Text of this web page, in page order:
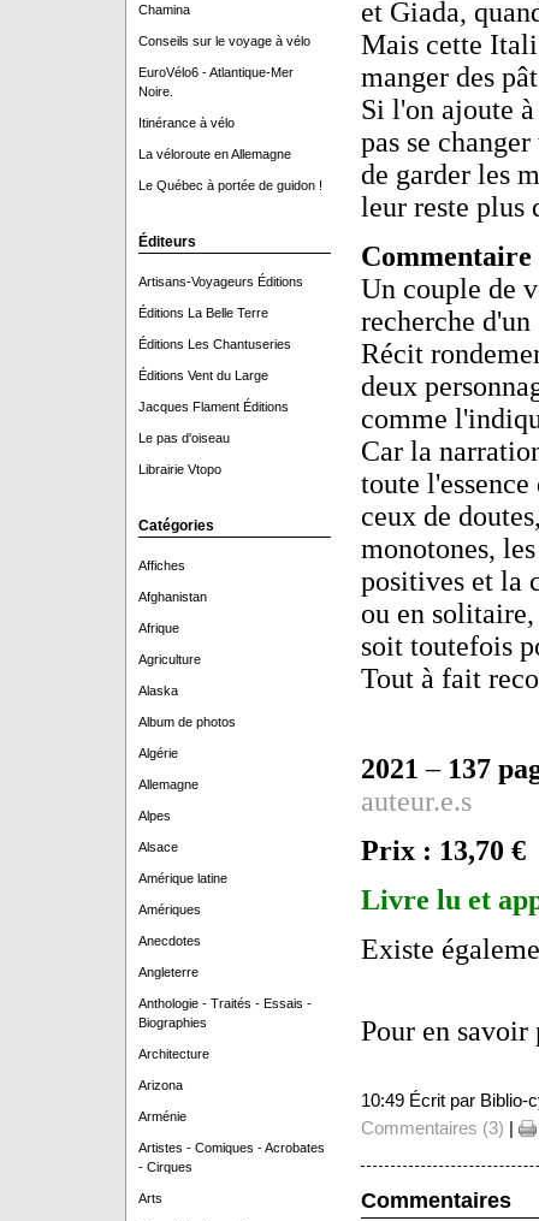
Chamina
Conseils sur le voyage à vélo
EuroVélo6 - Atlantique-Mer
Noire.
Itinérance à vélo
La véloroute en Allemagne
Le Québec à portée de guidon !
Éditeurs
Artisans-Voyageurs Éditions
Éditions La Belle Terre
Éditions Les Chantuseries
Éditions Vent du Large
Jacques Flament Éditions
Le pas d'oiseau
Librairie Vtopo
Catégories
Affiches
Afghanistan
Afrique
Agriculture
Alaska
Album de photos
Algérie
Allemagne
Alpes
Alsace
Amérique latine
Amériques
Anecdotes
Angleterre
Anthologie - Traités - Essais -
Biographies
Architecture
Arizona
Arménie
Artistes - Comiques - Acrobates
- Cirques
Arts
et Giada,
Mais cette
manger des
Si l'on ajoute
pas se
de garder les
leur reste plus
Commentaire
Un couple de
recherche
Récit
deux
comme
Car la
toute
ceux de
monotones,
positives et la
ou en
soit toutefois
Tout à fait
2021 – 137
auteur.e.s
Prix : 13,70 €
Livre lu et
Existe
Pour en savoir
10:49 Écrit par Biblio-
Commentaires (3) |
Commentaires